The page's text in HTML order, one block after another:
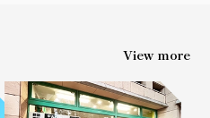
View more